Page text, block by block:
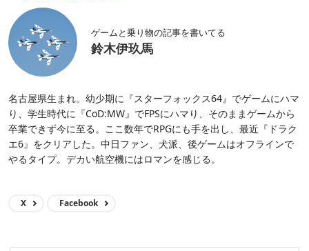
ゲームと乗り物の記事を書いてる
鈴木伊玖馬
名古屋県生まれ。幼少期に『スターフォックス64』でゲームにハマ
り、学生時代に『CoD:MW』でFPSにハマり、そのままゲームから
卒業できず今に至る。ここ数年でRPGにも手を出し、最近『ドラク
エ6』をクリアした。中日ファン、犬派、後ゲームはオフラインで
やるタイプ。デカい航空機にはロマンを感じる。
X Facebook